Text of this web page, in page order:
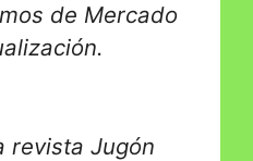
de Mercado
revista Jugón